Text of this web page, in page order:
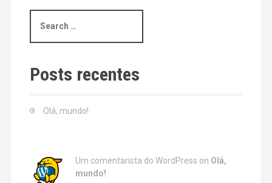
a
c
h
Posts recentes
Olá, mundo!
Um comentarista do WordPress on Olá,
mundo!